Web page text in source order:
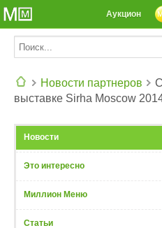
Аукцион
Новости партнеров
выставке Sirha Moscow
Новости
Это интересно
Миллион Меню
Статьи